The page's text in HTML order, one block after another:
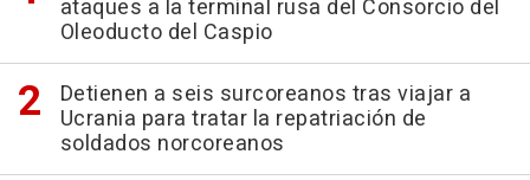
ataques a la terminal rusa del Consorcio del
Oleoducto del Caspio
Detienen a seis surcoreanos tras viajar a
Ucrania para tratar la repatriación de
soldados norcoreanos